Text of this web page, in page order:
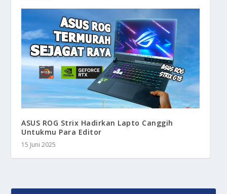
ASUS ROG Strix Hadirkan Lapto Canggih
Untukmu Para Editor
15 Juni 2025